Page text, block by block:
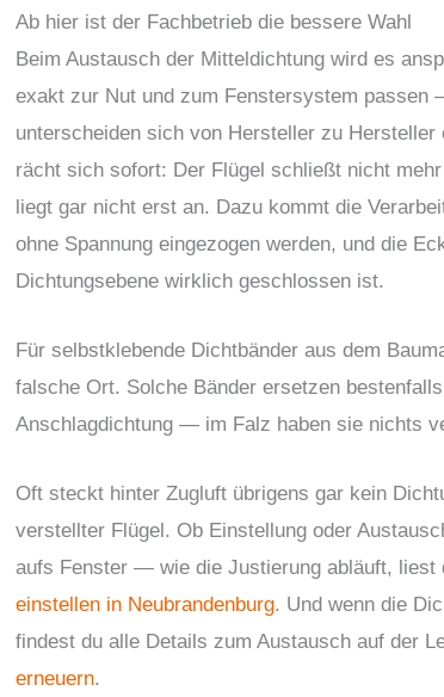
Ab hier ist der Fachbetrieb die bessere Wahl
Beim Austausch der Mitteldichtung wird es
exakt zur Nut und zum Fenstersystem passen
unterscheiden sich von Hersteller zu
rächt sich sofort: Der Flügel schließt nicht
liegt gar nicht erst an. Dazu kommt die
ohne Spannung eingezogen werden, und die
Dichtungsebene wirklich geschlossen ist.
Für selbstklebende Dichtbänder aus dem
falsche Ort. Solche Bänder ersetzen
Anschlagdichtung — im Falz haben sie nichts
Oft steckt hinter Zugluft übrigens gar kein
verstellter Flügel. Ob Einstellung oder
aufs Fenster — wie die Justierung abläuft, liest
einstellen in Neubrandenburg. Und wenn die
findest du alle Details zum Austausch auf der
erneuern.